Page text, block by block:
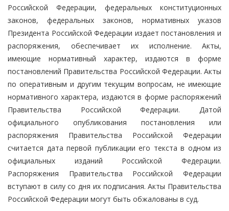
Российской Федерации, федеральных конституционных
законов, федеральных законов, нормативных указов
Президента Российской Федерации издает постановления и
распоряжения, обеспечивает их исполнение. Акты,
имеющие нормативный характер, издаются в форме
постановлений Правительства Российской Федерации. Акты
по оперативным и другим текущим вопросам, не имеющие
нормативного характера, издаются в форме распоряжений
Правительства Российской Федерации. Датой
официального опубликования постановления или
распоряжения Правительства Российской Федерации
считается дата первой публикации его текста в одном из
официальных изданий Российской Федерации.
Распоряжения Правительства Российской Федерации
вступают в силу со дня их подписания. Акты Правительства
Российской Федерации могут быть обжалованы в суд.